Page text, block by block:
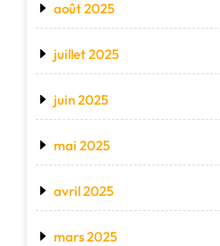
août 2025
juillet 2025
juin 2025
mai 2025
avril 2025
mars 2025